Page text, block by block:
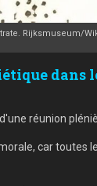
Rijksmuseum/
réunion
car